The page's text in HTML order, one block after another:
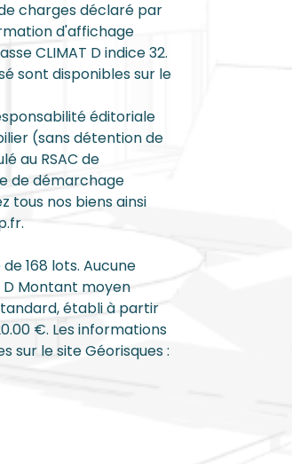
charges déclaré par
d'affichage
CLIMAT D indice 32.
sont disponibles sur le
éditoriale
(sans détention de
au RSAC de
de démarchage
tous nos biens ainsi
168 lots. Aucune
D Montant moyen
établi à partir
€. Les informations
sur le site Géorisques :